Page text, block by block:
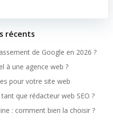
navigation
récents
de Google en 2026 ?
à une agence web ?
pour votre site web
que rédacteur web SEO ?
: comment bien la choisir ?